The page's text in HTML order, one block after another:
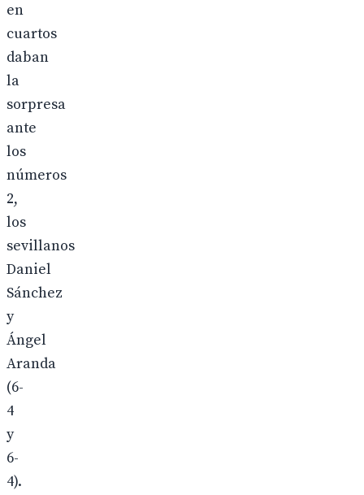
en
cuartos
daban
la
sorpresa
ante
los
números
2,
los
sevillanos
Daniel
Sánchez
y
Ángel
Aranda
(6-
4
y
6-
4).